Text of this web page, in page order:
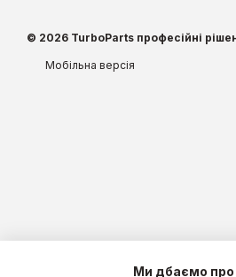
© 2026 TurboParts професійні
Мобільна версія
Ми дбаємо про